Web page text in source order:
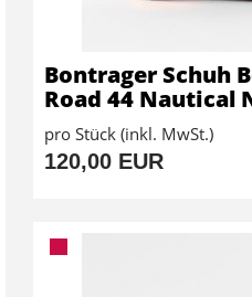
Bontrager Schuh
Road 44 Nautical
pro Stück (inkl. MwSt.)
120,00 EUR